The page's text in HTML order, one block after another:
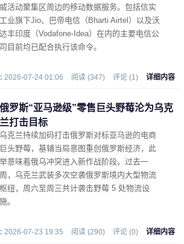
威活动聚集区周边的移动数据服务。包括信实
工业旗下Jio、巴帝电信（Bharti Airtel）以及沃
达丰印度（Vodafone-Idea）在内的主要电信公
司目前均已配合执行该命令。
2026-07-24 01:06 阅读 (347) 评论 (1) 详细内容
俄罗斯“亚马逊级”零售巨头野莓沦为乌克
兰打击目标
乌克兰持续加码打击俄罗斯对标亚马逊的电商
巨头野莓，基辅当局意图重创俄罗斯经济，此
举意味着俄乌冲突进入新作战阶段。过去一
周，乌克兰武装多次空袭俄罗斯境内大型物流
枢纽，周六至周三共计袭击野莓 5 处物流设
施。
2026-07-23 19:35 阅读 (290) 评论 (0) 详细内容